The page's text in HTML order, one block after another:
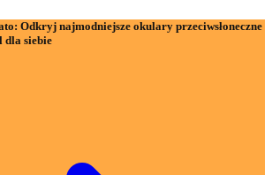
Odkryj najmodniejsze okulary przeciwsłoneczne
dla siebie